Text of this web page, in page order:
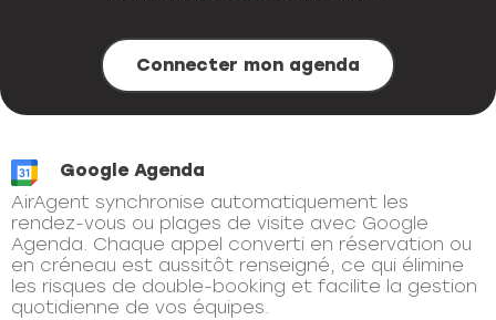
Connecter mon agenda
Google Agenda
AirAgent synchronise automatiquement les
rendez-vous ou plages de visite avec Google
Agenda. Chaque appel converti en réservation ou
en créneau est aussitôt renseigné, ce qui élimine
les risques de double-booking et facilite la gestion
quotidienne de vos équipes.